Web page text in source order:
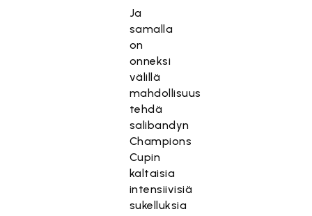
Ja
samalla
on
onneksi
välillä
mahdollisuus
tehdä
salibandyn
Champions
Cupin
kaltaisia
intensiivisiä
sukelluksia